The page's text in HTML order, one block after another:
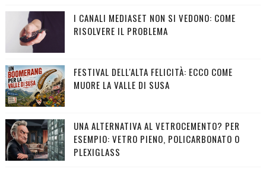
I CANALI MEDIASET NON SI VEDONO: COME
RISOLVERE IL PROBLEMA
FESTIVAL DELL'ALTA FELICITÀ: ECCO COME
MUORE LA VALLE DI SUSA
UNA ALTERNATIVA AL VETROCEMENTO? PER
ESEMPIO: VETRO PIENO, POLICARBONATO O
PLEXIGLASS